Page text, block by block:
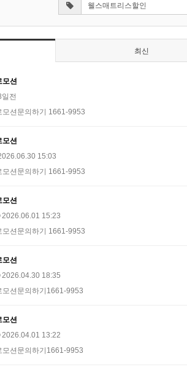
최신
모션
일전
모션문의하기 1661-9953
모션
15:03
모션문의하기 1661-9953
모션
2026.06.01 15:23
모션문의하기 1661-9953
모션
2026.04.30 18:35
모션문의하기1661-9953
모션
2026.04.01 13:22
모션문의하기1661-9953